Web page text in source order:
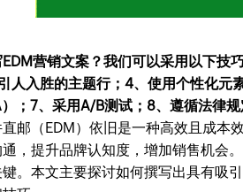
营销文案？我们可以采用以下技
人入胜的主题行；4、使用个性化元
；7、采用A/B测试；8、遵循法律
邮（EDM）依旧是一种高效且成本
，提升品牌认知度，增加销售机会
。本文主要探讨如何撰写出具有吸